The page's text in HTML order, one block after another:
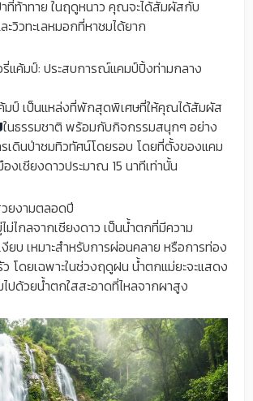
ที่ท้าทาย ในฤดูหนาว คุณจะได้สัมผัสกับ
ะวิวทะเลหมอกที่หาชมได้ยาก
รี่แค้มป์: ประสบการณ์แคมป์ปิ้งท่ามกลาง
มป์ เป็นแหล่งที่พักสุดพิเศษที่ให้คุณได้สัมผัส
ในธรรมชาติ พร้อมกับกิจกรรมสนุกๆ อย่าง
เดินป่าชมทิวทัศน์โดยรอบ โดยที่ตั้งของแคม
งเชียงดาวประมาณ 15 นาทีเท่านั้น
ยงามตลอดปี
ม่ไกลจากเชียงดาว เป็นน้ำตกที่มีความ
ยบ เหมาะสำหรับการผ่อนคลาย หรือการท่อง
โดยเฉพาะในช่วงฤดูฝน น้ำตกแม่ยะจะแสดง
ปด้วยน้ำตกใสสะอาดที่ไหลจากผาสูง